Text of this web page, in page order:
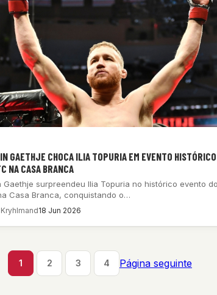
GAETHJE CHOCA ILIA TOPURIA EM EVENTO HISTÓRICO
NA CASA BRANCA
Gaethje surpreendeu Ilia Topuria no histórico evento do
Casa Branca, conquistando o…
18 Jun 2026
1 2 3 4 Página seguinte